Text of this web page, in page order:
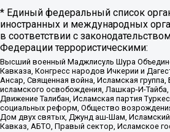
* Единый федеральный список
иностранных и международных
в соответствии с
Федерации террористическими:
Высший военный Маджлисуль Шура
Кавказа, Конгресс народов Ичкерии и
Ансар, Священная война, Исламская группа,
исламского освобождения, Лашкар-И-Тайба,
Движение Талибан, Исламская партия
социальных реформ, Общество
Дом двух святых, Джунд аш-Шам,
Кавказ, АБТО, Правый сектор, Исламское